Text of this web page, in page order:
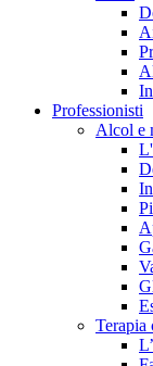
Professionisti
Alcol e
Terapia